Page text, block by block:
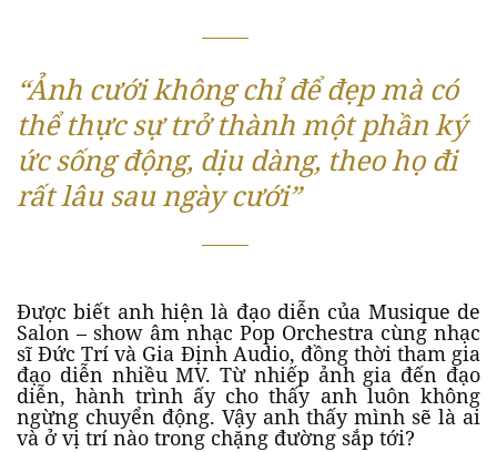
“Ảnh cưới không chỉ để đẹp mà có
thể thực sự trở thành một phần ký
ức sống động, dịu dàng, theo họ đi
rất lâu sau ngày cưới”
Được biết anh hiện là đạo diễn của Musique de
Salon – show âm nhạc Pop Orchestra cùng nhạc
sĩ Đức Trí và Gia Định Audio, đồng thời tham gia
đạo diễn nhiều MV. Từ nhiếp ảnh gia đến đạo
diễn, hành trình ấy cho thấy anh luôn không
ngừng chuyển động. Vậy anh thấy mình sẽ là ai
và ở vị trí nào trong chặng đường sắp tới?